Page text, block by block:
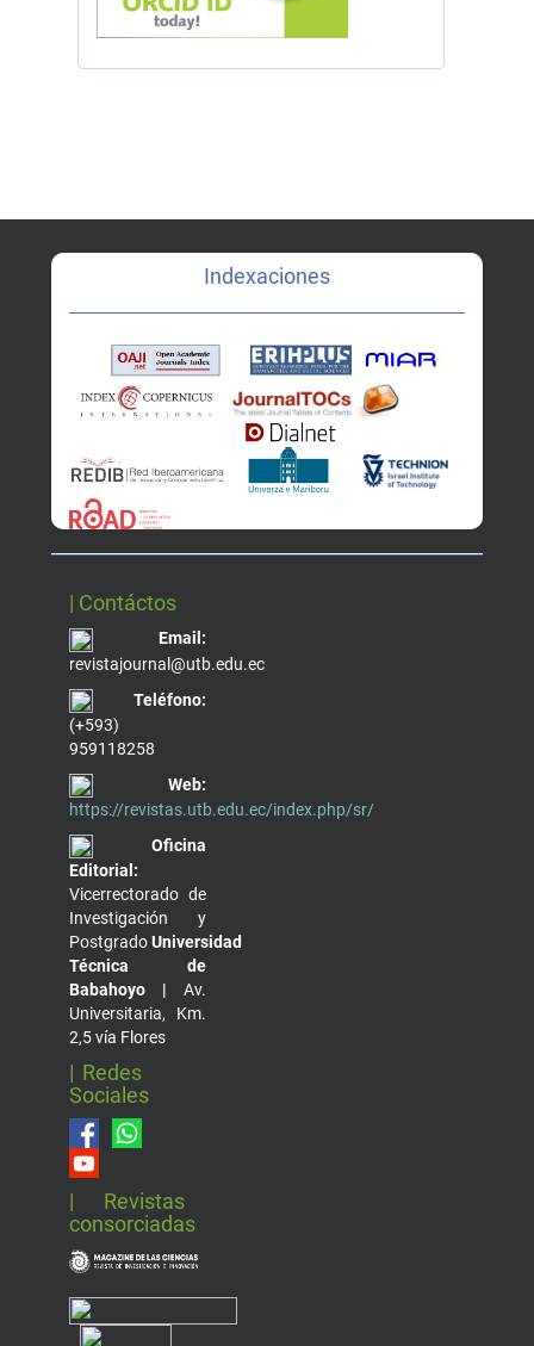
Indexaciones
| Contáctos
Email:
revistajournal@utb.edu.ec
Teléfono:
(+593)
959118258
Web:
https://revistas.utb.edu.ec/index.php/sr/
Oficina
Editorial:
Vicerrectorado de
Investigación y
PostgradoUniversidad
Técnica de
Babahoyo | Av.
Universitaria, Km.
2,5 vía Flores
| Redes
Sociales
| Revistas
consorciadas